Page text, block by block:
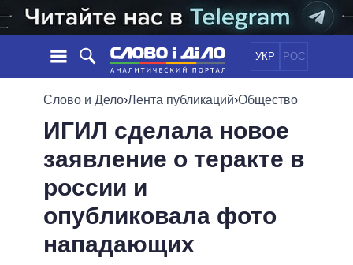
УКР РОС
НОВОСТИ
ЛЕНТА
СОБЫТИЯ
СТАТЬИ
МНЕНИЯ
ОБЗОРЫ
ДАЙДЖЕСТЫ
ПОЛИТИКА
ЭКОНОМИКА
ОБЕЩАНИЯ
ПОЛИТИКИ
ВСЕ ПОЛИТИКИ
ПРЕЗИДЕНТ И ОФИС
ВЕРХОВНАЯ РАДА
ИНФОГРАФИКА
ВИДЕО
Слово и Дело›Лента публикаций›Общество
ИГИЛ сделала новое
заявление о теракте в
россии и
опубликовала фото
нападающих